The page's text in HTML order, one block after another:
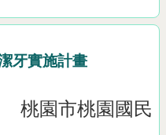
牙實施計畫
園國民